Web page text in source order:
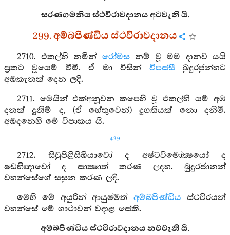
සරණගමනිය ස්ථවිරාවදානය අටවැනි යි.
299. අම්බපිණ්ඩිය ස්ථවිරාවදානය
2710. එකල්හි නමින් රෝමසනම් වූ මම දානව යයි
ප්‍රකට වූයෙම් වීමි. ඒ මා විසින් විපස්සීබුදුරජුන්හට
අඹකැනක් දෙන ලදි.
2711. මෙයින් එක්අනූවන කපෙහි වූ එකල්හි යම් අඹ
දනක් දුනිම් ද, (ඒ හේතුවෙන්) දුගතියක් නො දනිමි.
අඹදනෙහි මේ විපාකය යි.
439
2712. සිවුපිළිසිඹියාවෝ ද අෂ්ටවිමෝක්‍ෂයෝ ද
ෂඩභිඥාවෝ ද සාක්‍ෂාත් කරණ ලදහ. බුදුරජානන්
වහන්සේගේ සසුන කරණ ලදි.
මෙහි මේ අයුරින් ආයුෂ්මත් අම්බපිණ්ඩිය ස්ථවිරයන්
වහන්සේ මේ ගාථාවන් වදාළ සේකි.
අම්බපිණ්ඩිය ස්ථවිරාවදානය නවවැනි යි.